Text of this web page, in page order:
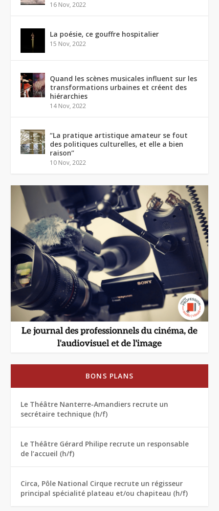
16 Nov, 2022
La poésie, ce gouffre hospitalier
15 Nov, 2022
Quand les scènes musicales influent sur les
transformations urbaines et créent des
hiérarchies
14 Nov, 2022
“La pratique artistique amateur se fout
des politiques culturelles, et elle a bien
raison”
10 Nov, 2022
BONS PLANS
Le Théâtre Nanterre-Amandiers recrute un
secrétaire technique (h/f)
Le Théâtre Gérard Philipe recrute un responsable
de l’accueil (h/f)
Circa, Pôle National Cirque recrute un régisseur
principal spécialité plateau et/ou chapiteau (h/f)